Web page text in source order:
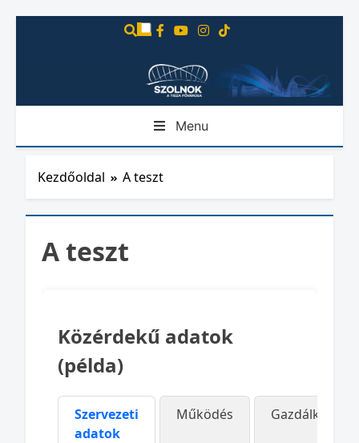
Menu
Kezdőoldal A teszt
A teszt
Közérdekű adatok
(példa)
Szervezeti
adatok
Működés Gazdálkodás